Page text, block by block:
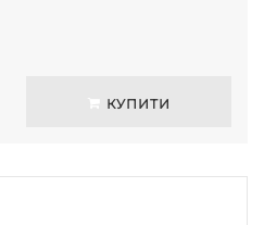
КУПИТИ